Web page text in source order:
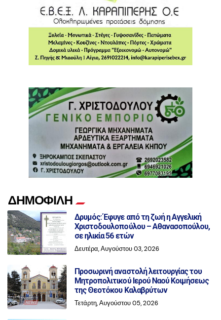
ΔΗΜΟΦΙΛΗ
Δρυμός: Έφυγε από τη ζωή η Αγγελική
Χριστοδουλοπούλου – Αθανασοπούλου,
σε ηλικία 56 ετών
Δευτέρα, Αυγούστου 03, 2026
Προσωρινή αναστολή λειτουργίας του
Μητροπολιτικού Ιερού Ναού Κοιμήσεως
της Θεοτόκου Καλαβρύτων
Τετάρτη, Αυγούστου 05, 2026